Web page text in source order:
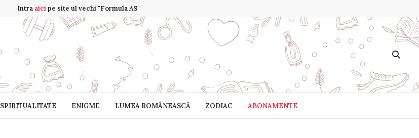
Intra aicipe site ul vechi "Formula AS"
SPIRITUALITATE ENIGME LUMEA ROMÂNEASCĂ ZODIAC ABONAMENTE